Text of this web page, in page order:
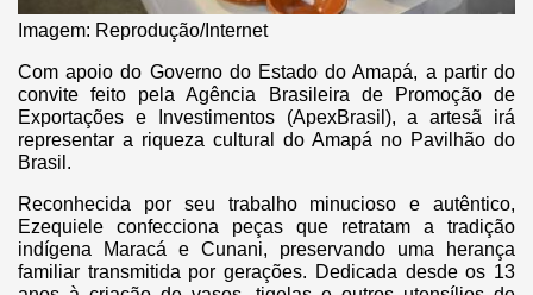
Imagem: Reprodução/Internet
Com apoio do Governo do Estado do Amapá, a partir do
convite feito pela Agência Brasileira de Promoção de
Exportações e Investimentos (ApexBrasil), a artesã irá
representar a riqueza cultural do Amapá no Pavilhão do
Brasil.
Reconhecida por seu trabalho minucioso e autêntico,
Ezequiele confecciona peças que retratam a tradição
indígena Maracá e Cunani, preservando uma herança
familiar transmitida por gerações. Dedicada desde os 13